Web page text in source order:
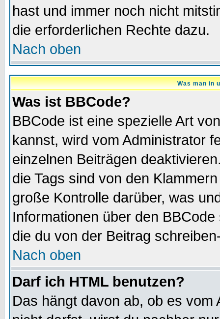
hast und immer noch nicht
die erforderlichen Rechte dazu.
Nach oben
Was man in
Was ist BBCode?
BBCode ist eine spezielle Art
kannst, wird vom Administrator
einzelnen Beiträgen
die Tags sind von den
große Kontrolle darüber, was
Informationen über den
die du von der Beitrag
Nach oben
Darf ich HTML benutzen?
Das hängt davon ab, ob es